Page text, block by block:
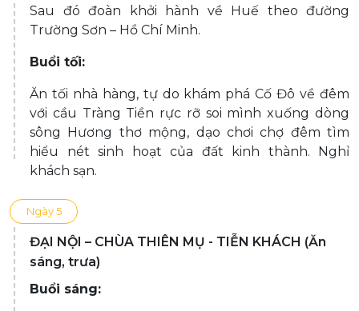
Sau đó đoàn khởi hành về Huế theo đường
Trường Sơn – Hồ Chí Minh.
Buổi tối:
Ăn tối nhà hàng, tự do khám phá Cố Đô về đêm
với cầu Tràng Tiền rực rỡ soi mình xuống dòng
sông Hương thơ mộng, dạo chơi chợ đêm tìm
hiểu nét sinh hoạt của đất kinh thành. Nghỉ
khách sạn.
Ngày 5
ĐẠI NỘI – CHÙA THIÊN MỤ - TIỄN KHÁCH (Ăn
sáng, trưa)
Buổi sáng: